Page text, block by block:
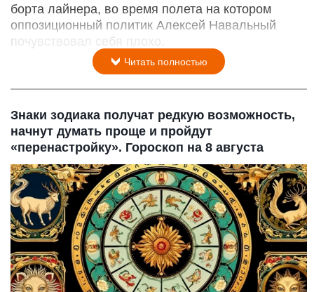
борта лайнера, во время полета на котором
оппозиционный политик Алексей Навальный
почувствовал себя плохо.
Читать полностью
Знаки зодиака получат редкую возможность,
начнут думать проще и пройдут
«перенастройку». Гороскоп на 8 августа